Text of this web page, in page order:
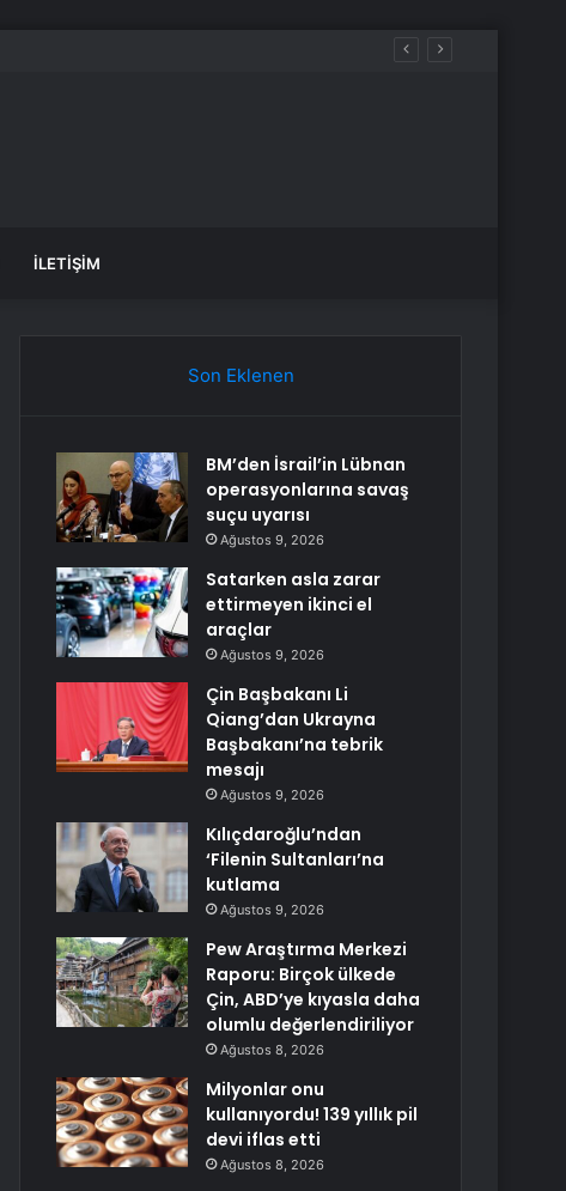
İLETIŞIM
Son Eklenen
BM’den İsrail’in Lübnan
operasyonlarına savaş
suçu uyarısı
Ağustos 9, 2026
Satarken asla zarar
ettirmeyen ikinci el
araçlar
Ağustos 9, 2026
Çin Başbakanı Li
Qiang’dan Ukrayna
Başbakanı’na tebrik
mesajı
Ağustos 9, 2026
Kılıçdaroğlu’ndan
‘Filenin Sultanları’na
kutlama
Ağustos 9, 2026
Pew Araştırma Merkezi
Raporu: Birçok ülkede
Çin, ABD’ye kıyasla daha
olumlu değerlendiriliyor
Ağustos 8, 2026
Milyonlar onu
kullanıyordu! 139 yıllık pil
devi iflas etti
Ağustos 8, 2026